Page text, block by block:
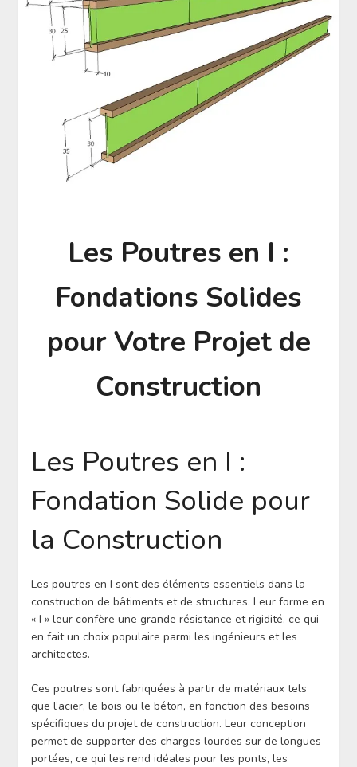
Les Poutres en I :
Fondations Solides
pour Votre Projet de
Construction
Les Poutres en I :
Fondation Solide pour
la Construction
Les poutres en I sont des éléments essentiels dans la
construction de bâtiments et de structures. Leur forme en
« I » leur confère une grande résistance et rigidité, ce qui
en fait un choix populaire parmi les ingénieurs et les
architectes.
Ces poutres sont fabriquées à partir de matériaux tels
que l’acier, le bois ou le béton, en fonction des besoins
spécifiques du projet de construction. Leur conception
permet de supporter des charges lourdes sur de longues
portées, ce qui les rend idéales pour les ponts, les